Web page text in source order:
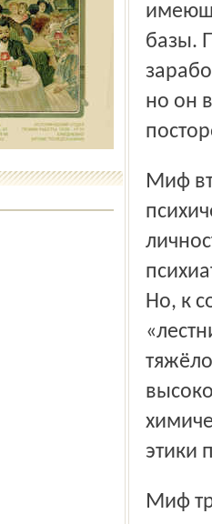
базы.
но он
Миф второй: «медикаментозное лечение нервно-
Но, к
этики
Миф третий: «российская психиатрия – служба